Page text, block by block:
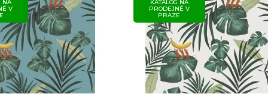
NA
V
KATALOG NA
PRODEJNĚ V
PRAZE